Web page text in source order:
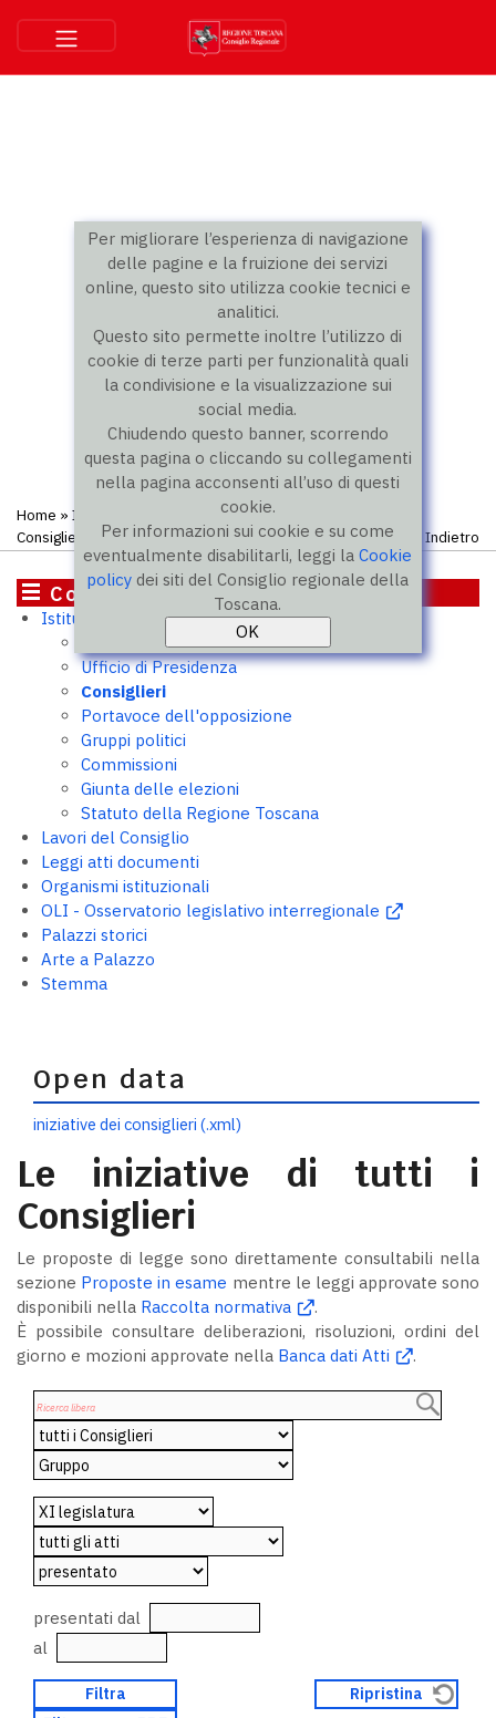
Per migliorare l’esperienza di navigazione
delle pagine e la fruizione dei servizi
online, questo sito utilizza cookie tecnici e
analitici.
Questo sito permette inoltre l’utilizzo di
cookie di terze parti per funzionalità quali
la condivisione e la visualizzazione sui
social media.
Chiudendo questo banner, scorrendo
questa pagina o cliccando su collegamenti
nella pagina acconsenti all’uso di questi
cookie.
Per informazioni sui cookie e su come
eventualmente disabilitarli, leggi laCookie
policy dei siti del Consiglio regionale della
Toscana.
Home » Istituzione Consiglieri» Elenco atti presentati dal
Consigliere
Indietro
Consiglio
Istituzione
Ufficio di Presidenza
Consiglieri
Portavoce dell'opposizione
Gruppi politici
Commissioni
Giunta delle elezioni
Statuto della Regione Toscana
Lavori del Consiglio
Leggi atti documenti
Organismi istituzionali
OLI - Osservatorio legislativo interregionale
Palazzi storici
Arte a Palazzo
Stemma
Open data
iniziative dei consiglieri (.xml)
Le iniziative di tutti i
Consiglieri
Le proposte di legge sono direttamente consultabili nella
sezione Proposte in esame mentre le leggi approvate sono
disponibili nella Raccolta normativa
.
È possibile consultare deliberazioni, risoluzioni, ordini del
giorno e mozioni approvate nella Banca dati Atti .
presentati dal
al